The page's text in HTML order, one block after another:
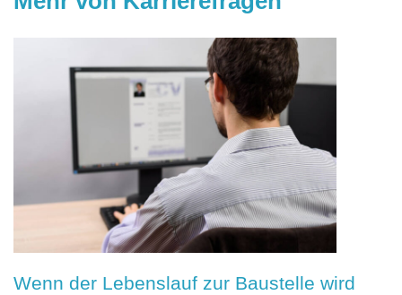
Wenn der Lebenslauf zur Baustelle wird